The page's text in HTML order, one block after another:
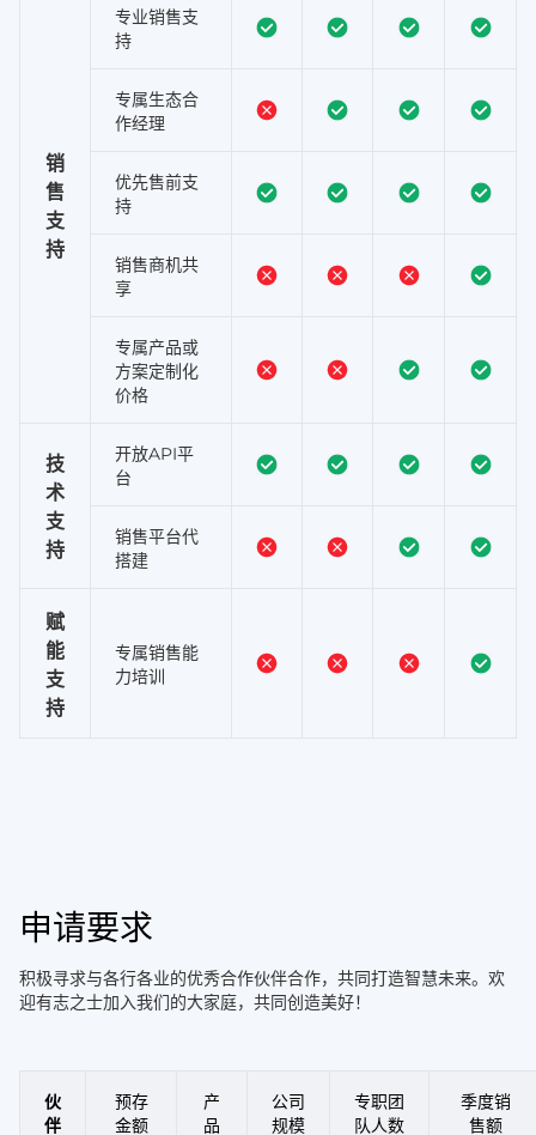
销
售
支
持
专业销售支
持
专属生态合
作经理
优先售前支
持
销售商机共
享
专属产品或
方案定制化
价格
技
术
支
持
开放API平
台
销售平台代
搭建
赋
能
支
持
专属销售能
力培训
申请要求
积极寻求与各行各业的优秀合作伙伴合作，共同打造智慧未来。欢
迎有志之士加入我们的大家庭，共同创造美好！
伙
伴
预存
金额
产
品
公司
规模
专职团
队人数
季度销
售额